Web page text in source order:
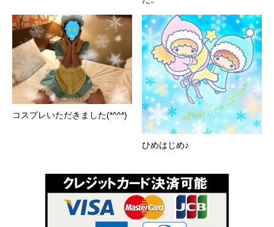
コスプレいただきました(*^^*)
ひめはじめ♪